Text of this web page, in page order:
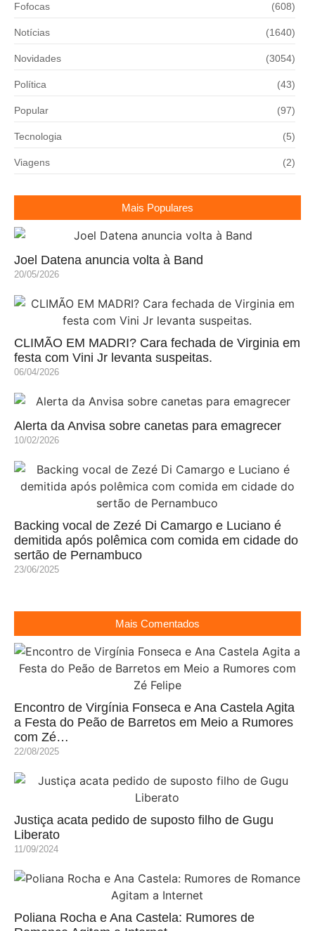
Mais Populares
Joel Datena anuncia volta à Band
20/05/2026
CLIMÃO EM MADRI? Cara fechada de Virginia em
festa com Vini Jr levanta suspeitas.
06/04/2026
Alerta da Anvisa sobre canetas para emagrecer
10/02/2026
Backing vocal de Zezé Di Camargo e Luciano é
demitida após polêmica com comida em cidade do
sertão de Pernambuco
23/06/2025
Mais Comentados
Encontro de Virgínia Fonseca e Ana Castela Agita
a Festa do Peão de Barretos em Meio a Rumores
com Zé…
22/08/2025
Justiça acata pedido de suposto filho de Gugu
Liberato
11/09/2024
Poliana Rocha e Ana Castela: Rumores de
Fofocas (608)
Notícias (1640)
Novidades (3054)
Política (43)
Popular (97)
Tecnologia (5)
Viagens (2)